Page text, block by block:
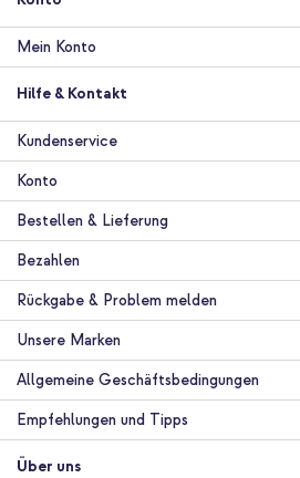
Mein Konto
Hilfe & Kontakt
Kundenservice
Konto
Bestellen & Lieferung
Bezahlen
Rückgabe & Problem melden
Unsere Marken
Allgemeine Geschäftsbedingungen
Empfehlungen und Tipps
Über uns